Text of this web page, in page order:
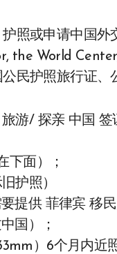
照或申请中国
the World
民护照旅行证、
游/ 探亲 中国 签
下面）；
护照）
提供 菲律宾 移
国）；
）6个月内